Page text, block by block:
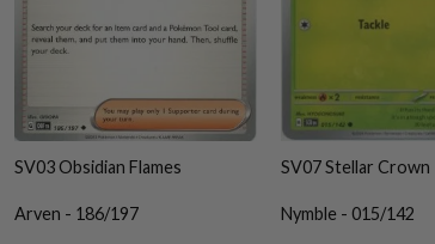
SV03 Obsidian Flames
Arven - 186/197
SV07 Stellar Crown
Nymble - 015/142